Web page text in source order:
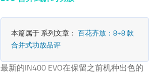
本篇属于 系列文章：百花齐放：8+8 款
合并式功放品评
最新的IN400 EVO在保留之前机种出色的